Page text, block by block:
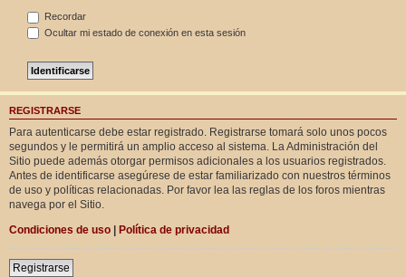
Recordar
Ocultar mi estado de conexión en esta sesión
REGISTRARSE
Para autenticarse debe estar registrado. Registrarse tomará solo unos pocos
segundos y le permitirá un amplio acceso al sistema. La Administración del
Sitio puede además otorgar permisos adicionales a los usuarios registrados.
Antes de identificarse asegúrese de estar familiarizado con nuestros términos
de uso y políticas relacionadas. Por favor lea las reglas de los foros mientras
navega por el Sitio.
Condiciones de uso | Política de privacidad
Registrarse